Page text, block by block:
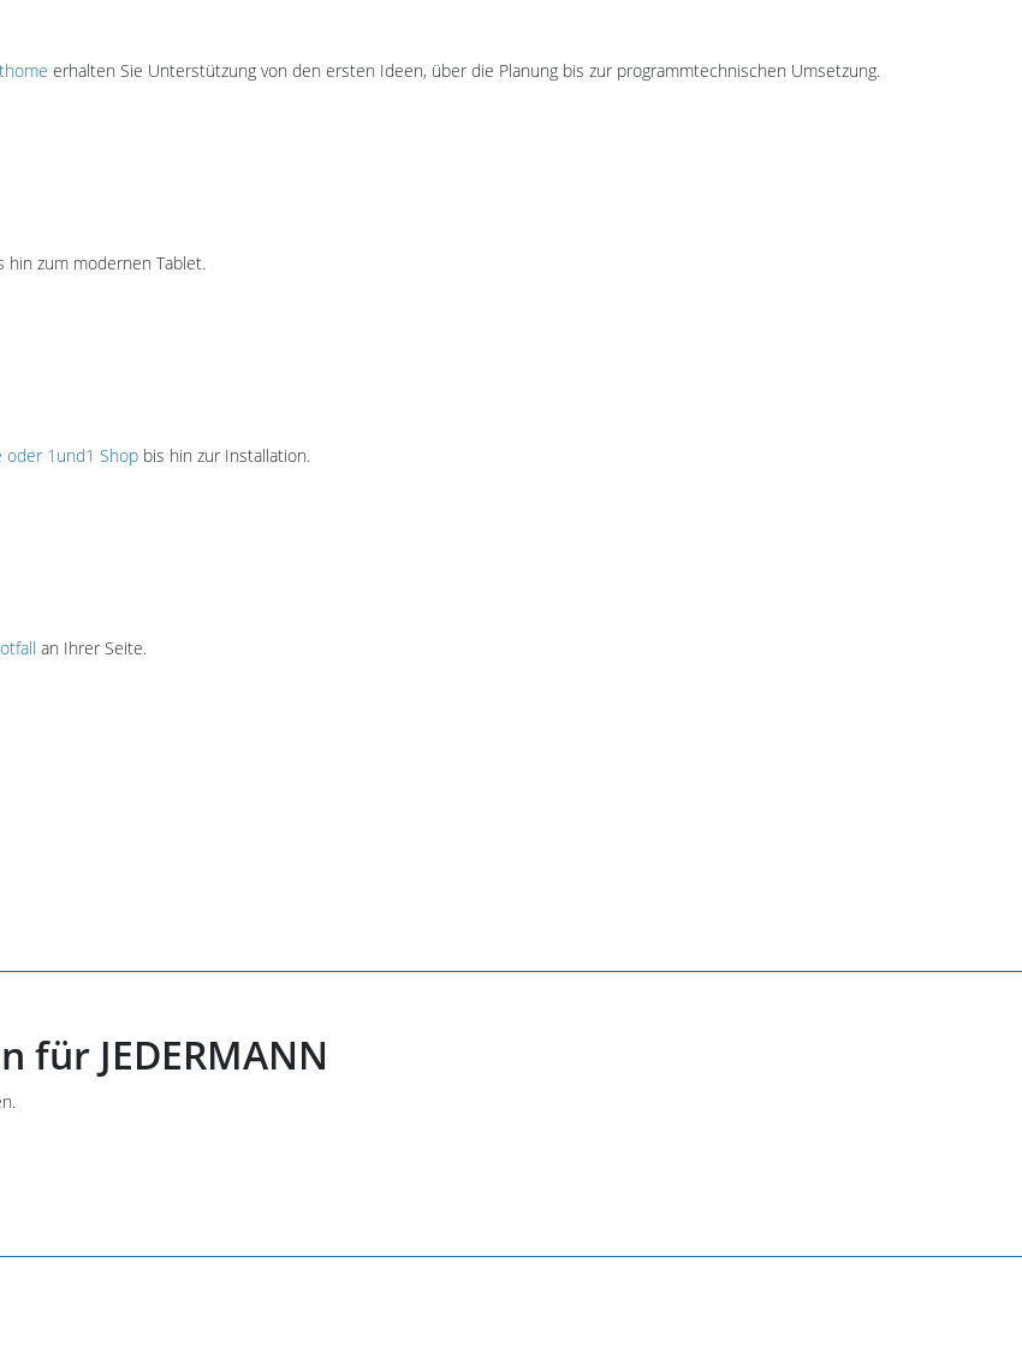
erhalten Sie Unterstützung von den ersten Ideen, über die Planung bis zur programmtechnischen Umsetzung.
hin zum modernen Tablet.
oder 1und1 Shop bis hin zur Installation.
an Ihrer Seite.
JEDERMANN